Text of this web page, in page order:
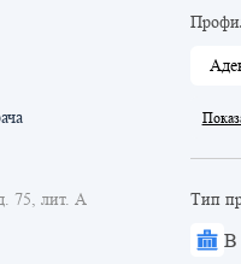
75, лит. А Тип
В